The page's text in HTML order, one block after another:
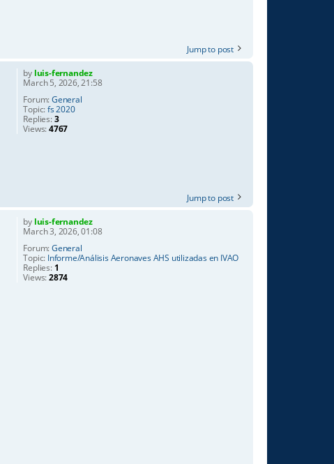
Jump to post
by luis-fernandez
March 5, 2026, 21:58
Forum:General
Topic:fs 2020
Replies:3
Views:4767
Jump to post
by luis-fernandez
March 3, 2026, 01:08
Forum:General
Topic: Informe/Análisis Aeronaves AHS utilizadas en IVAO
Replies: 1
Views:2874